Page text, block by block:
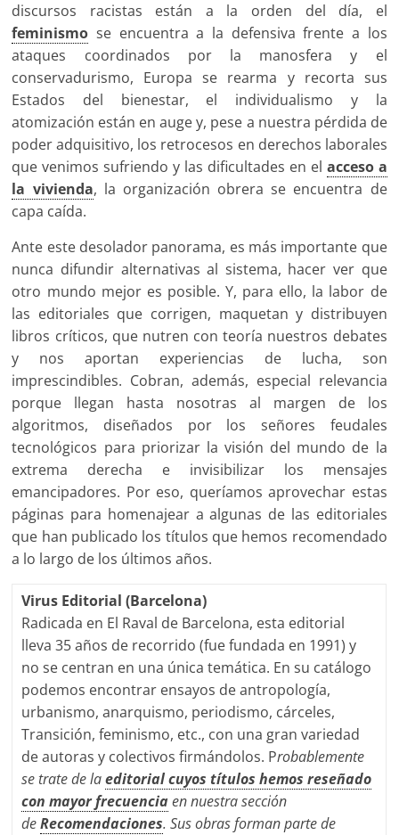
discursos racistas están a la orden del día, el
feminismo se encuentra a la defensiva frente a los
ataques coordinados por la manosfera y el
conservadurismo, Europa se rearma y recorta sus
Estados del bienestar, el individualismo y la
atomización están en auge y, pese a nuestra pérdida de
poder adquisitivo, los retrocesos en derechos laborales
que venimos sufriendo y las dificultades en el acceso a
la vivienda, la organización obrera se encuentra de
capa caída.
Ante este desolador panorama, es más importante que
nunca difundir alternativas al sistema, hacer ver que
otro mundo mejor es posible. Y, para ello, la labor de
las editoriales que corrigen, maquetan y distribuyen
libros críticos, que nutren con teoría nuestros debates
y nos aportan experiencias de lucha, son
imprescindibles. Cobran, además, especial relevancia
porque llegan hasta nosotras al margen de los
algoritmos, diseñados por los señores feudales
tecnológicos para priorizar la visión del mundo de la
extrema derecha e invisibilizar los mensajes
emancipadores. Por eso, queríamos aprovechar estas
páginas para homenajear a algunas de las editoriales
que han publicado los títulos que hemos recomendado
a lo largo de los últimos años.
Virus Editorial (Barcelona)
Radicada en El Raval de Barcelona, esta editorial
lleva 35 años de recorrido (fue fundada en 1991) y
no se centran en una única temática. En su catálogo
podemos encontrar ensayos de antropología,
urbanismo, anarquismo, periodismo, cárceles,
Transición, feminismo, etc., con una gran variedad
de autoras y colectivos firmándolos. Probablemente
se trate de laeditorial cuyos títulos hemos reseñado
con mayor frecuenciaen nuestra sección
deRecomendaciones. Sus obras forman parte de